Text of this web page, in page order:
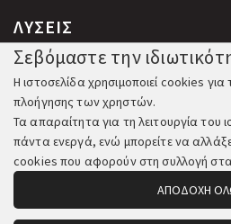
ΛΥΣΕΙΣ
Σεβόμαστε την
Η ιστοσελίδα χρησιμοποιεί cookies για
πλοήγησης των χρηστών.
Τα απαραίτητα για τη λειτουργία του
πάντα ενεργά, ενώ μπορείτε να
cookies που αφορούν στη συλλογή
ΑΠΟΔΟΧΗ